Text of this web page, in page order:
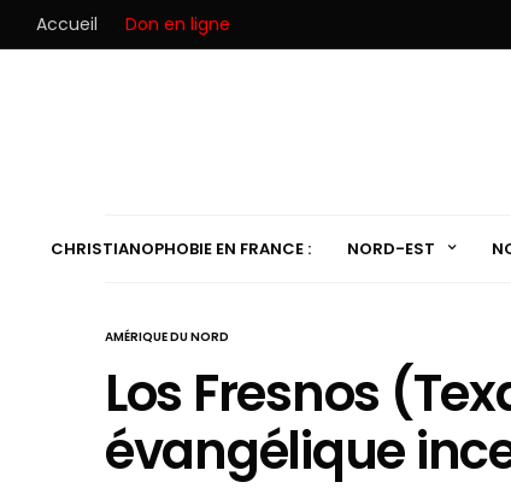
Accueil Don en ligne
CHRISTIANOPHOBIE EN FRANCE : NORD-EST
AMÉRIQUE DU NORD
Los Fresnos
évangélique